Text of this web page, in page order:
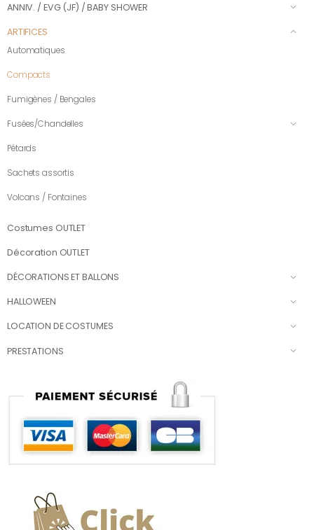
ANNIV. / EVG (JF) / BABY SHOWER
ARTIFICES
Automatiques
Compacts
Fumigènes / Bengales
Fusées/Chandelles
Pétards
Sachets assortis
Volcans / Fontaines
Costumes OUTLET
Décoration OUTLET
DÉCORATIONS ET BALLONS
HALLOWEEN
LOCATION DE COSTUMES
PRESTATIONS